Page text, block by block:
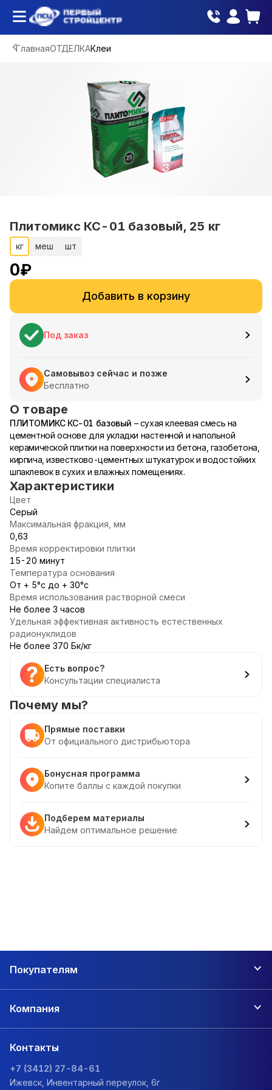
ГлавнаяОТДЕЛКАКлеи
Плитомикс КС-01 базовый, 25 кг
кг меш шт
0₽
Добавить в корзину
Под заказ
Самовывоз сейчас и позже
Бесплатно
О товаре
ПЛИТОМИКС КС-01 базовый – сухая клеевая смесь на
цементной основе для укладки настенной и напольной
керамической плитки на поверхности из бетона, газобетона,
кирпича, известково-цементных штукатурок и водостойких
шпаклевок в сухих и влажных помещениях.
Характеристики
Цвет
Серый
Максимальная фракция, мм
0,63
Время корректировки плитки
15-20 минут
Температура основания
От + 5°с до + 30°с
Время использования растворной смеси
Не более 3 часов
Удельная эффективная активность естественных
радионуклидов
Не более 370 Бк/кг
Есть вопрос?
Консультации специалиста
Почему мы?
Прямые поставки
От официального дистрибьютора
Бонусная программа
Копите баллы с каждой покупки
Подберем материалы
Найдем оптимальное решение
Покупателям
Компания
Контакты
+7 (3412) 27-84-61
Ижевск, Инвентарный переулок, 6г